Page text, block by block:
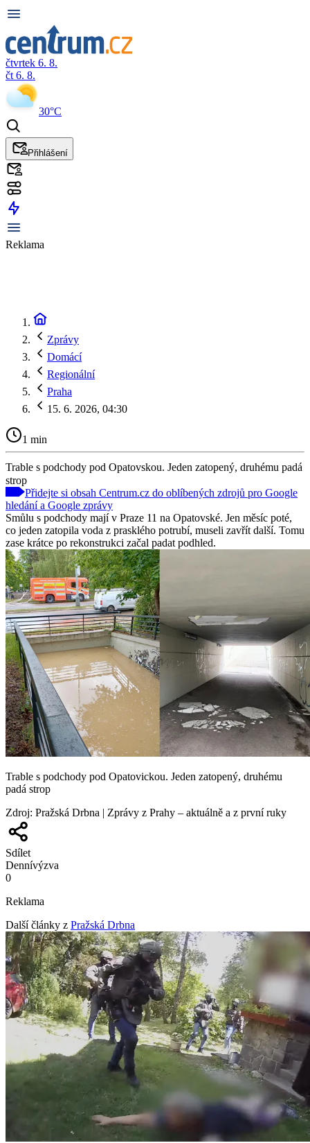
čtvrtek 6. 8.
čt 6. 8.
30°C
Přihlášení
Reklama
Zprávy
Domácí
Regionální
Praha
15. 6. 2026, 04:30
1 min
Trable s podchody pod Opatovskou. Jeden zatopený, druhému padá
strop
Přidejte si obsah Centrum.cz do oblíbených zdrojů pro Google
hledání a Google zprávy
Smůlu s podchody mají v Praze 11 na Opatovské. Jen měsíc poté,
co jeden zatopila voda z prasklého potrubí, museli zavřít další. Tomu
zase krátce po rekonstrukci začal padat podhled.
Trable s podchody pod Opatovickou. Jeden zatopený, druhému
padá strop
Zdroj: Pražská Drbna | Zprávy z Prahy – aktuálně a z první ruky
Sdílet
Dennívýzva
0
Reklama
Další články z Pražská Drbna